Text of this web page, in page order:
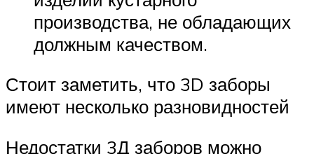
производства, не обладающих
должным качеством.
Стоит заметить, что 3D заборы
имеют несколько разновидностей
Недостатки 3Д заборов можно